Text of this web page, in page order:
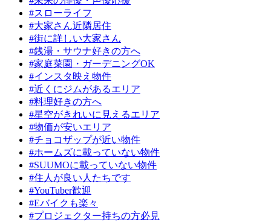
#スローライフ
#大家さん近隣居住
#街に詳しい大家さん
#銭湯・サウナ好きの方へ
#家庭菜園・ガーデニングOK
#インスタ映え物件
#近くにジムがあるエリア
#料理好きの方へ
#星空がきれいに見えるエリア
#物価が安いエリア
#チョコザップが近い物件
#ホームズに載っていない物件
#SUUMOに載っていない物件
#住人が良い人たちです
#YouTuber歓迎
#Eバイクも楽々
#プロジェクター持ちの方必見